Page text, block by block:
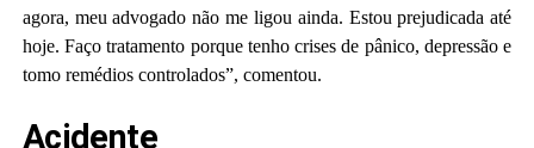
agora, meu advogado não me ligou ainda. Estou prejudicada até
hoje. Faço tratamento porque tenho crises de pânico, depressão e
tomo remédios controlados”, comentou.
Acidente